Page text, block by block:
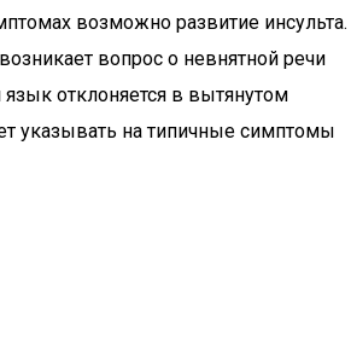
возможно развитие инсульта.
вопрос о невнятной речи
язык отклоняется в вытянутом
указывать на типичные симптомы